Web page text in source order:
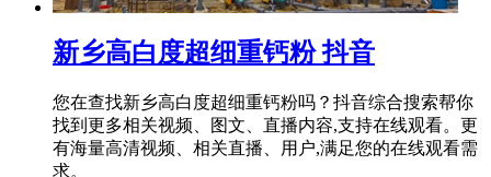
新乡高白度超细重钙粉 抖音
您在查找新乡高白度超细重钙粉吗？抖音综合搜索帮你
找到更多相关视频、图文、直播内容,支持在线观看。更
有海量高清视频、相关直播、用户,满足您的在线观看需
求。